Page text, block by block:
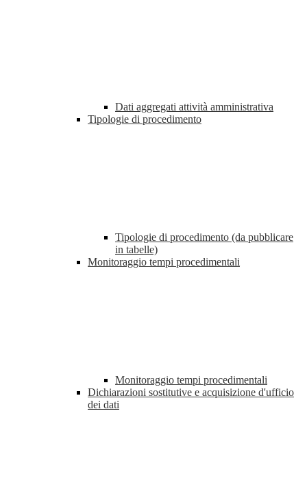
Dati aggregati attività amministrativa
Tipologie di procedimento
Tipologie di procedimento (da pubblicare
in tabelle)
Monitoraggio tempi procedimentali
Monitoraggio tempi procedimentali
Dichiarazioni sostitutive e acquisizione d'ufficio
dei dati